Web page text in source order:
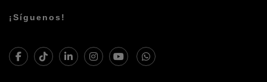
¡Síguenos!